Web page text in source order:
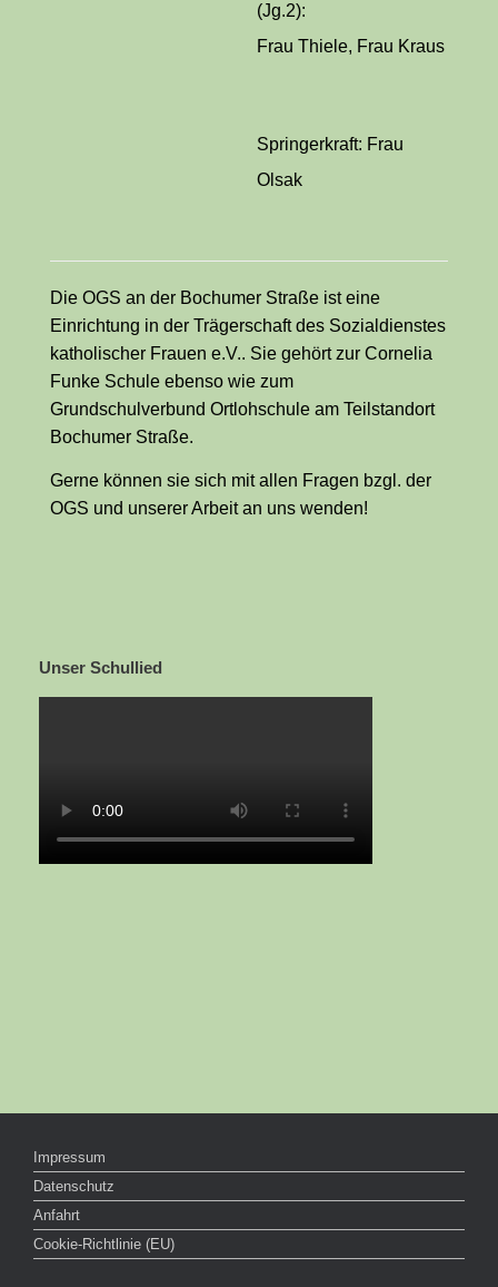
(Jg.2):
Frau Thiele, Frau Kraus
Springerkraft: Frau
Olsak
Die OGS an der Bochumer Straße ist eine
Einrichtung in der Trägerschaft des Sozialdienstes
katholischer Frauen e.V.. Sie gehört zur Cornelia
Funke Schule ebenso wie zum
Grundschulverbund Ortlohschule am Teilstandort
Bochumer Straße.
Gerne können sie sich mit allen Fragen bzgl. der
OGS und unserer Arbeit an uns wenden!
Unser Schullied
Impressum
Datenschutz
Anfahrt
Cookie-Richtlinie (EU)